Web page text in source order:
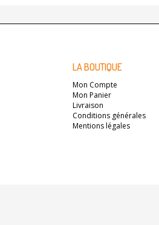
LA BOUTIQUE
Mon Compte
Mon Panier
Livraison
Conditions générales
Mentions légales